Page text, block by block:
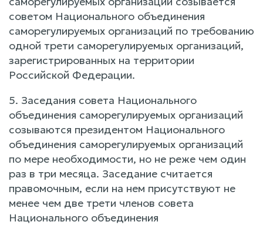
советом Национального объединения
саморегулируемых организаций по требованию
одной трети саморегулируемых организаций,
зарегистрированных на территории
Российской Федерации.
5. Заседания совета Национального
объединения саморегулируемых организаций
созываются президентом Национального
объединения саморегулируемых организаций
по мере необходимости, но не реже чем один
раз в три месяца. Заседание считается
правомочным, если на нем присутствуют не
менее чем две трети членов совета
Национального объединения